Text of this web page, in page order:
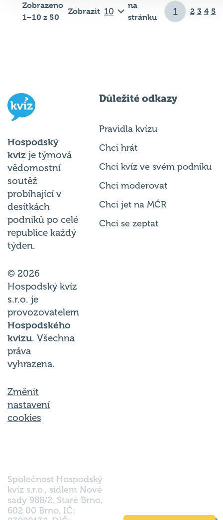
Zobrazeno
1–10 z 50
Zobrazit
na
stránku
2 3 4 5
Hospodský
kvíz je týmová
vědomostní
soutěž
probíhající v
desítkách
podniků po celé
republice každý
týden.
© 2026
Hospodský kvíz
s.r.o. je
provozovatelem
Hospodského
kvízu. Všechna
práva
vyhrazena.
Změnit
nastavení
cookies
Důležité odkazy
Pravidla kvízu
Chci hrát
Chci kvíz ve svém podniku
Chci moderovat
Chci jet na MČR
Chci se zeptat
Společnost Hospodský
kvíz s.r.o., sídlem Nové
sady 988/2, Staré Brno,
602 00 Brno, IČ: